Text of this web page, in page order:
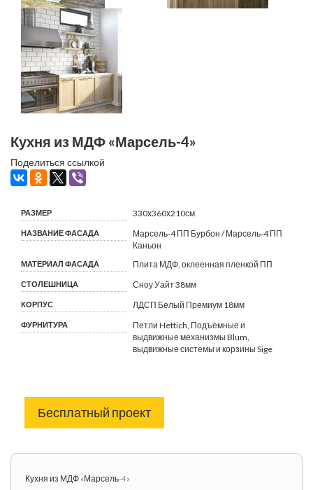
Кухня из МДФ «Марсель-4»
Поделиться ссылкой
РАЗМЕР 330х360х210см
НАЗВАНИЕ ФАСАДА
Марсель-4 ПП Бурбон / Марсель-4 ПП
Каньон
МАТЕРИАЛ ФАСАДА Плита МДФ, оклеенная пленкой ПП
СТОЛЕШНИЦА Сноу Уайт 38мм
КОРПУС ЛДСП Белый Премиум 18мм
ФУРНИТУРА
Петли Hettich, Подъемные и
выдвижные механизмы Blum,
выдвижные системы и корзины Sige
Бесплатный проект
Кухня из МДФ «Марсель-4»